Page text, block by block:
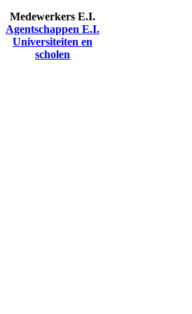
Medewerkers E.I.
Agentschappen E.I.
Universiteiten en
scholen